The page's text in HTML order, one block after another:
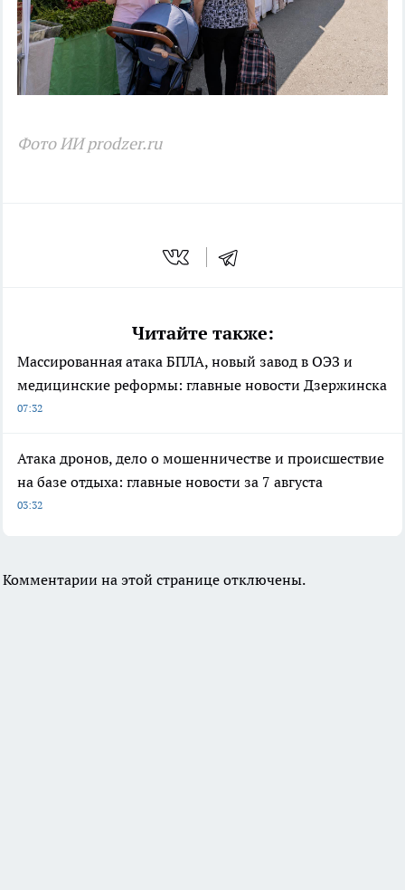
Фото ИИ prodzer.ru
Читайте также:
Массированная атака БПЛА, новый завод в ОЭЗ и
медицинские реформы: главные новости Дзержинска
07:32
Атака дронов, дело о мошенничестве и происшествие
на базе отдыха: главные новости за 7 августа
03:32
Комментарии на этой странице отключены.